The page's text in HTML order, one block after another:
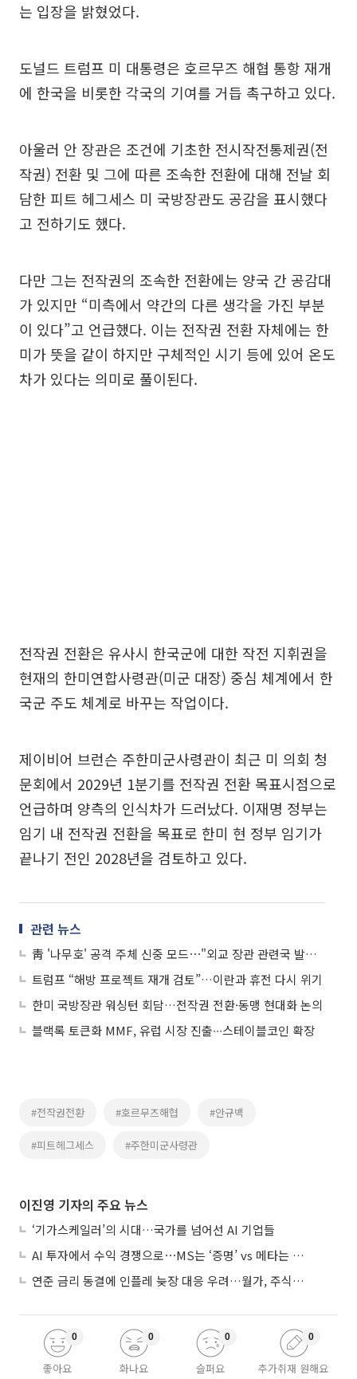
는 입장을 밝혔었다.
도널드 트럼프 미 대통령은 호르무즈 해협 통항 재개
에 한국을 비롯한 각국의 기여를 거듭 촉구하고 있다.
아울러 안 장관은 조건에 기초한 전시작전통제권(전
작권) 전환 및 그에 따른 조속한 전환에 대해 전날 회
담한 피트 헤그세스 미 국방장관도 공감을 표시했다
고 전하기도 했다.
다만 그는 전작권의 조속한 전환에는 양국 간 공감대
가 있지만 “미측에서 약간의 다른 생각을 가진 부분
이 있다”고 언급했다. 이는 전작권 전환 자체에는 한
미가 뜻을 같이 하지만 구체적인 시기 등에 있어 온도
차가 있다는 의미로 풀이된다.
전작권 전환은 유사시 한국군에 대한 작전 지휘권을
현재의 한미연합사령관(미군 대장) 중심 체계에서 한
국군 주도 체계로 바꾸는 작업이다.
제이비어 브런슨 주한미군사령관이 최근 미 의회 청
문회에서 2029년 1분기를 전작권 전환 목표시점으로
언급하며 양측의 인식차가 드러났다. 이재명 정부는
임기 내 전작권 전환을 목표로 한미 현 정부 임기가
끝나기 전인 2028년을 검토하고 있다.
관련 뉴스
靑 '나무호' 공격 주체 신중 모드⋯"외교 장관 관련국 발언, 이란 가능성에 무게"
트럼프 “해방 프로젝트 재개 검토”…이란과 휴전 다시 위기
한미 국방장관 워싱턴 회담…전작권 전환·동맹 현대화 논의
블랙록 토큰화 MMF, 유럽 시장 진출∙∙∙스테이블코인 확장
#전작권전환 #호르무즈해협 #안규백
#피트헤그세스 #주한미군사령관
이진영 기자의 주요 뉴스
‘기가스케일러’의 시대…국가를 넘어선 AI 기업들
AI 투자에서 수익 경쟁으로⋯MS는 ‘증명’ vs 메타는 ‘숙제’
연준 금리 동결에 인플레 늦장 대응 우려…월가, 주식도 채권도 던졌다
좋아요
0
화나요
0
슬퍼요
0
추가취재 원해요
0